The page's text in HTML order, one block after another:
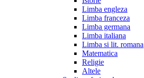
Limba engleza
Limba franceza
Limba germana
Limba italiana
Limba si lit. romana
Matematica
Religie
Altele